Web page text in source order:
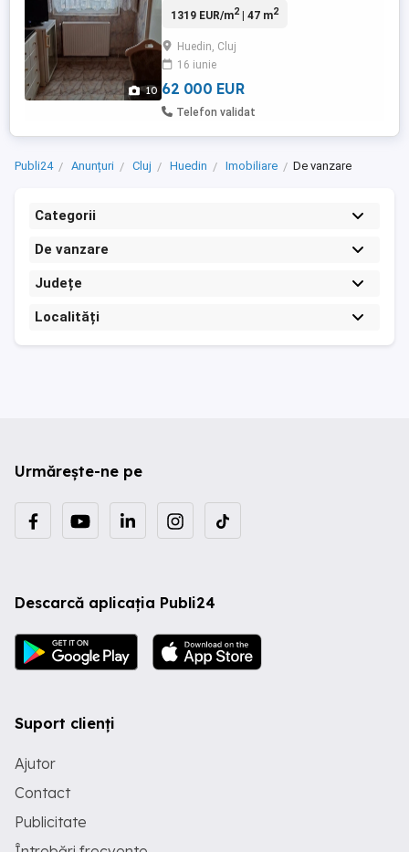
10
1319 EUR/m2| 47 m2
Huedin, Cluj
16 iunie
62 000 EUR
Telefon validat
Publi24 Anunțuri Cluj Huedin Imobiliare De vanzare
Categorii
De vanzare
Județe
Localități
Urmărește-ne pe
Descarcă aplicația Publi24
Suport clienți
Ajutor
Contact
Publicitate